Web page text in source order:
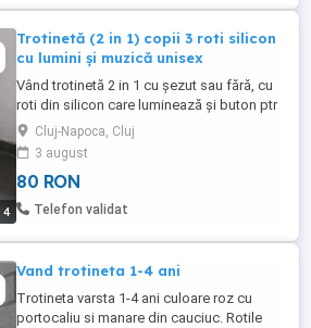
4
Trotinetă (2 in 1) copii 3 roti silicon
cu lumini și muzică unisex
Vând trotinetă 2 in 1 cu șezut sau fără, cu
roti din silicon care luminează și buton ptr
muzică. Virează prin inclinare ptr siguranța
copilului. Cu predare personală în Cluj-
Napoca.
Cluj-Napoca, Cluj
3 august
80 RON
Telefon validat
Vand trotineta 1-4 ani
Trotineta varsta 1-4 ani culoare roz cu
portocaliu si manare din cauciuc. Rotile